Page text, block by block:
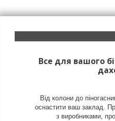
Все для вашого
Від колони до
оснастити ваш заклад.
з виробниками,